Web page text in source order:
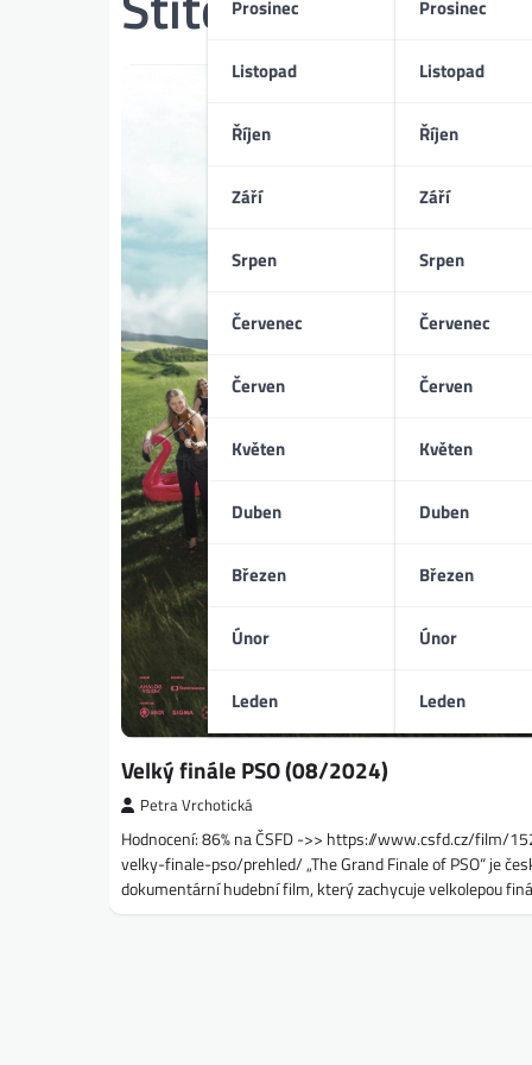
Prosinec
Listopad
Říjen
Září
Srpen
Červenec
Červen
Květen
Duben
Březen
Únor
Leden
Prosinec
Listopad
Říjen
Září
Srpen
Červenec
Červen
Květen
Duben
Březen
Únor
Leden
Velký finále PSO (08/2024)
Petra Vrchotická
Hodnocení: 86% na ČSFD ->> https://www.csfd.cz/film/
velky-finale-pso/prehled/ „The Grand Finale of PSO“ je
dokumentární hudební film, který zachycuje velkolepou